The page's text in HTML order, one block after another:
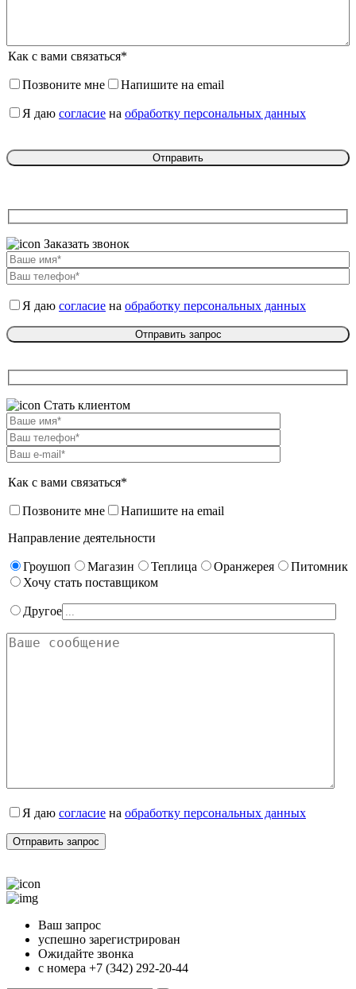
Как с вами связаться*
Позвоните мне Напишите на email
Я даю согласие на обработку персональных данных
Заказать звонок
Я даю согласие на обработку персональных данных
Стать клиентом
Как с вами связаться*
Позвоните мне
Напишите на email
Направление деятельности
Гроушоп Магазин Теплица Оранжерея
Питомник
Хочу стать поставщиком
Другое
Я даю согласие на обработку персональных данных
Ваш запрос
успешно зарегистрирован
Ожидайте звонка
с номера +7 (342) 292-20-44